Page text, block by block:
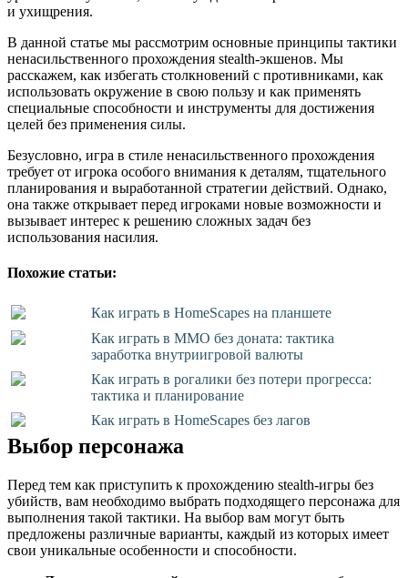
и ухищрения.
В данной статье мы рассмотрим основные принципы тактики
ненасильственного прохождения stealth-экшенов. Мы
расскажем, как избегать столкновений с противниками, как
использовать окружение в свою пользу и как применять
специальные способности и инструменты для достижения
целей без применения силы.
Безусловно, игра в стиле ненасильственного прохождения
требует от игрока особого внимания к деталям, тщательного
планирования и выработанной стратегии действий. Однако,
она также открывает перед игроками новые возможности и
вызывает интерес к решению сложных задач без
использования насилия.
Похожие статьи:
Как играть в HomeScapes на планшете
Как играть в MMO без доната: тактика
заработка внутриигровой валюты
Как играть в рогалики без потери прогресса:
тактика и планирование
Как играть в HomeScapes без лагов
Выбор персонажа
Перед тем как приступить к прохождению stealth-игры без
убийств, вам необходимо выбрать подходящего персонажа для
выполнения такой тактики. На выбор вам могут быть
предложены различные варианты, каждый из которых имеет
свои уникальные особенности и способности.